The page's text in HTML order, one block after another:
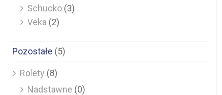
Schucko (3)
Veka (2)
Pozostałe (5)
Rolety (8)
Nadstawne (0)